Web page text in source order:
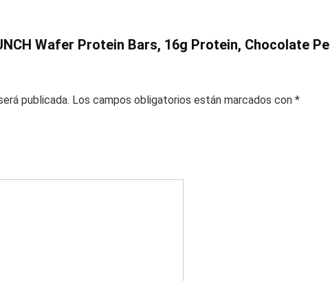
Wafer Protein Bars, 16g Protein, Chocolate
publicada. Los campos obligatorios están marcados con *